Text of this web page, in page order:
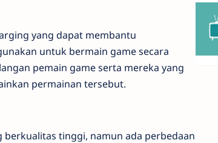
yang dapat membantu
untuk bermain game secara
pemain game serta mereka yang
permainan tersebut.
berkualitas tinggi, namun ada perbedaan